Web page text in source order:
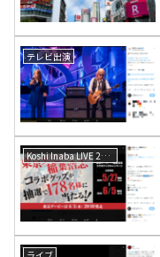
テレビ出演
Koshi Inaba LIVE 2024 〜enⅣ〜